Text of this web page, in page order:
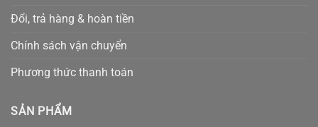
Đổi, trả hàng & hoàn tiền
Chính sách vận chuyển
Phương thức thanh toán
SẢN PHẨM